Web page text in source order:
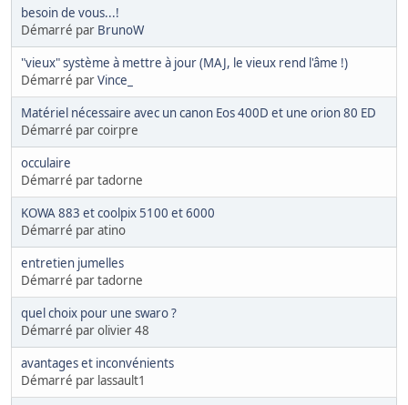
besoin de vous...!
Démarré par BrunoW
"vieux" système à mettre à jour (MAJ, le vieux rend l'âme !)
Démarré parVince_
Matériel nécessaire avec un canon Eos 400D et une orion 80 ED
Démarré par coirpre
occulaire
Démarré par tadorne
KOWA 883 et coolpix 5100 et 6000
Démarré par atino
entretien jumelles
Démarré par tadorne
quel choix pour une swaro ?
Démarré par olivier 48
avantages et inconvénients
Démarré par lassault1